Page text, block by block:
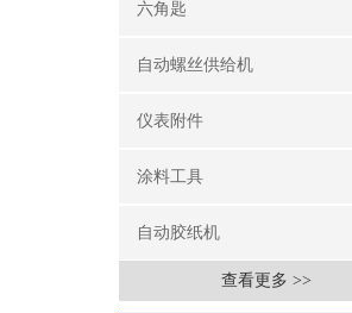
六角匙
自动螺丝供给机
仪表附件
涂料工具
自动胶纸机
查看更多 >>